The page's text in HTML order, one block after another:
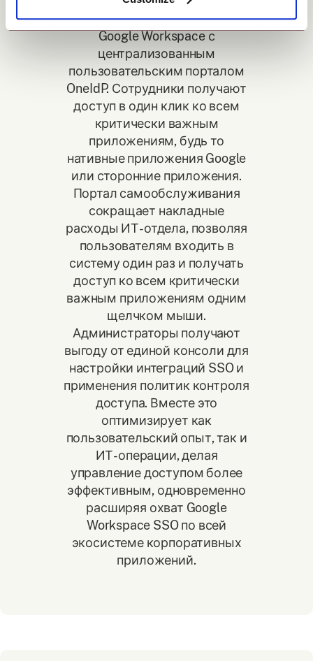
Получите больше пользы от
Google Workspace с
централизованным
пользовательским порталом
OneIdP. Сотрудники получают
доступ в один клик ко всем
критически важным
приложениям, будь то
нативные приложения Google
или сторонние приложения.
Портал самообслуживания
сокращает накладные
расходы ИТ-отдела, позволяя
пользователям входить в
систему один раз и получать
доступ ко всем критически
важным приложениям одним
щелчком мыши.
Администраторы получают
выгоду от единой консоли для
настройки интеграций SSO и
применения политик контроля
доступа. Вместе это
оптимизирует как
пользовательский опыт, так и
ИТ-операции, делая
управление доступом более
эффективным, одновременно
расширяя охват Google
Workspace SSO по всей
экосистеме корпоративных
приложений.